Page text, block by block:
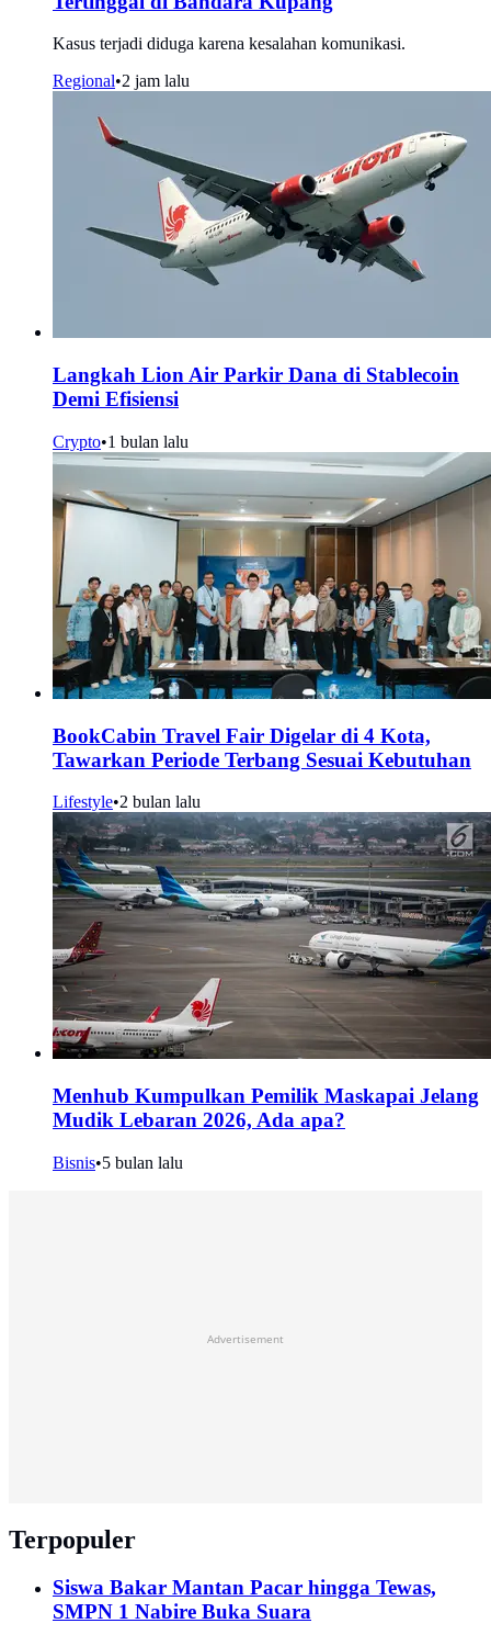
Kasus terjadi diduga karena kesalahan komunikasi.
Regional•2 jam lalu
Langkah Lion Air Parkir Dana di Stablecoin
Demi Efisiensi
Crypto•1 bulan lalu
BookCabin Travel Fair Digelar di 4 Kota,
Tawarkan Periode Terbang Sesuai Kebutuhan
Lifestyle•2 bulan lalu
Menhub Kumpulkan Pemilik Maskapai Jelang
Mudik Lebaran 2026, Ada apa?
Bisnis•5 bulan lalu
Advertisement
Terpopuler
Siswa Bakar Mantan Pacar hingga Tewas,
SMPN 1 Nabire Buka Suara